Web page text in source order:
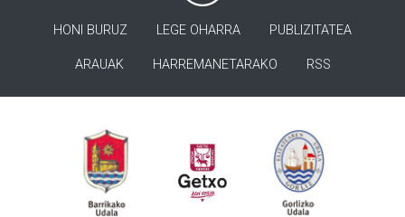
HONI BURUZ LEGE OHARRA PUBLIZITATEA
ARAUAK HARREMANETARAKO RSS